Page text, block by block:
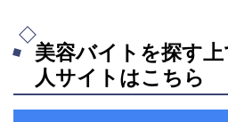
美容バイトを探す
人サイトはこちら